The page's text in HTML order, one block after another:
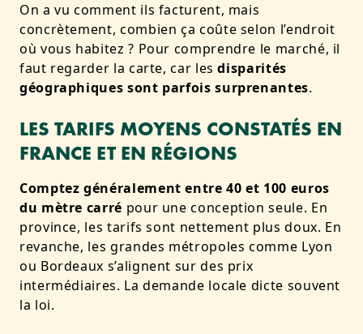
On a vu comment ils facturent, mais
concrètement, combien ça coûte selon l’endroit
où vous habitez ? Pour comprendre le marché, il
faut regarder la carte, car lesdisparités
géographiques sont parfois surprenantes.
LES TARIFS MOYENS CONSTATÉS EN
FRANCE ET EN RÉGIONS
Comptez généralement entre 40 et 100 euros
du mètre carré pour une conception seule. En
province, les tarifs sont nettement plus doux. En
revanche, les grandes métropoles comme Lyon
ou Bordeaux s’alignent sur des prix
intermédiaires. La demande locale dicte souvent
la loi.